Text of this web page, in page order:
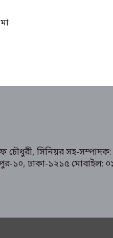
চৌধুরী, সিনিয়র সহ-
১০, ঢাকা-১২১৫